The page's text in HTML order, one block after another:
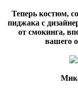
Теперь костюм,
пиджака с
от смокинга,
вашего